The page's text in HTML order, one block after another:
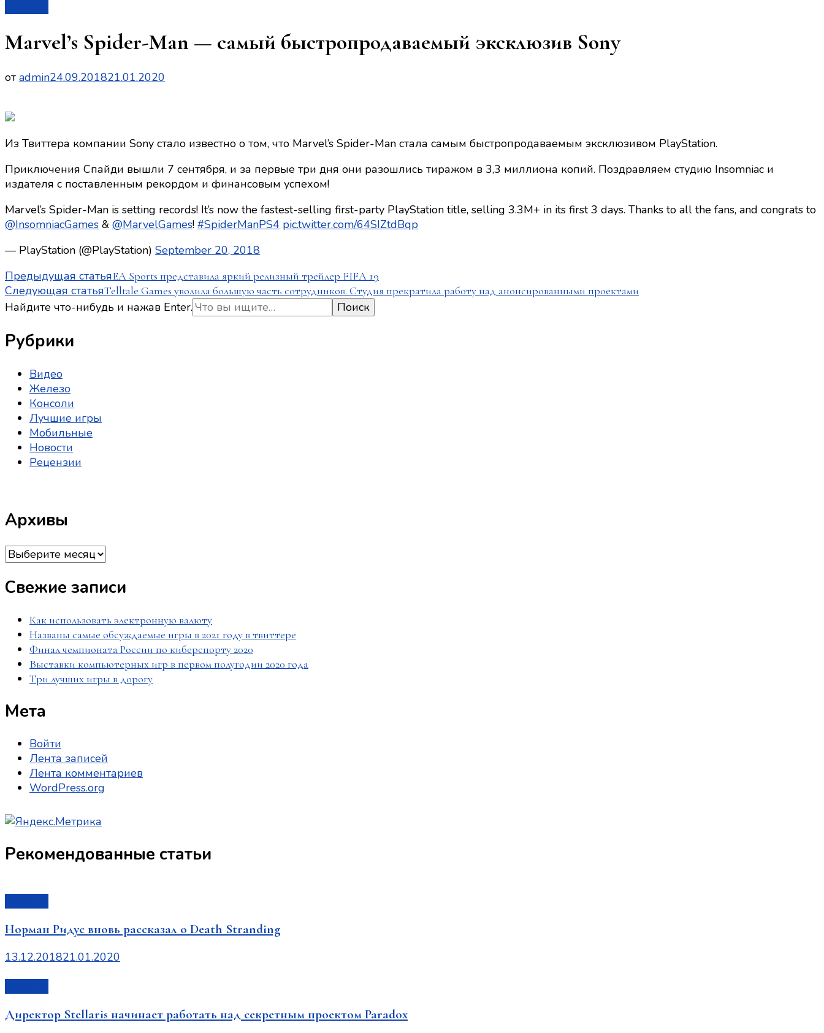
Marvel’s Spider-Man — самый быстропродаваемый эксклюзив Sony
от admin24.09.201821.01.2020
Из Твиттера компании Sony стало известно о том, что Marvel’s Spider-Man стала самым быстропродаваемым эксклюзивом PlayStation.
Приключения Спайди вышли 7 сентября, и за первые три дня они разошлись тиражом в 3,3 миллиона копий. Поздравляем студию Insomniac и
издателя с поставленным рекордом и финансовым успехом!
Marvel’s Spider-Man is setting records! It’s now the fastest-selling first-party PlayStation title, selling 3.3M+ in its first 3 days. Thanks to all the fans, and congrats to
@InsomniacGames & @MarvelGames! #SpiderManPS4 pic.twitter.com/64SIZtdBqp
— PlayStation (@PlayStation) September 20, 2018
Навигация
по
Предыдущая статьяEA Sports представила яркий релизный трейлер FIFA 19
Следующая статьяTelltale Games уволила большую часть сотрудников. Студия прекратила работу над анонсированными проектами
Ищите
то?
Найдите что-нибудь и нажав Enter.
Рубрики
Видео
Железо
Консоли
Лучшие игры
Мобильные
Новости
Рецензии
Архивы
Архивы
Свежие записи
Как использовать электронную валюту
Названы самые обсуждаемые игры в 2021 году в твиттере
Финал чемпионата России по киберспорту 2020
Выставки компьютерных игр в первом полугодии 2020 года
Три лучших игры в дорогу
Мета
Войти
Лента записей
Лента комментариев
WordPress.org
Рекомендованные статьи
Норман Ридус вновь рассказал о Death Stranding
13.12.201821.01.2020
Директор Stellaris начинает работать над секретным проектом Paradox